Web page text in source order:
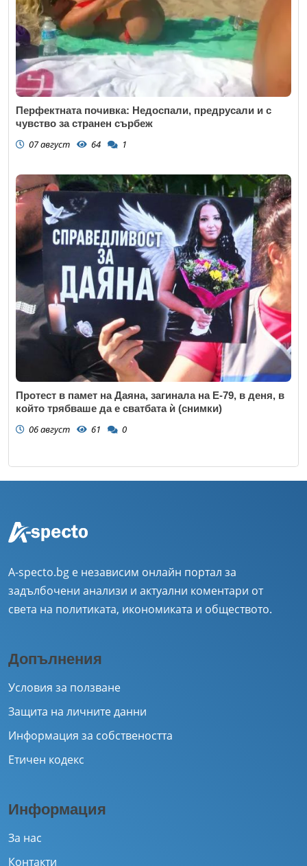
Перфектната почивка: Недоспали, предрусали и с
чувство за странен сърбеж
07 август 64 1
Протест в памет на Даяна, загинала на Е-79, в деня, в
който трябваше да е сватбата ѝ (снимки)
06 август 61 0
A-specto.bg е независим онлайн портал за
задълбочени анализи и актуални коментари от
света на политиката, икономиката и обществото.
Допълнения
Условия за ползване
Защита на личните данни
Информация за собствеността
Етичен кодекс
Информация
За нас
Контакти